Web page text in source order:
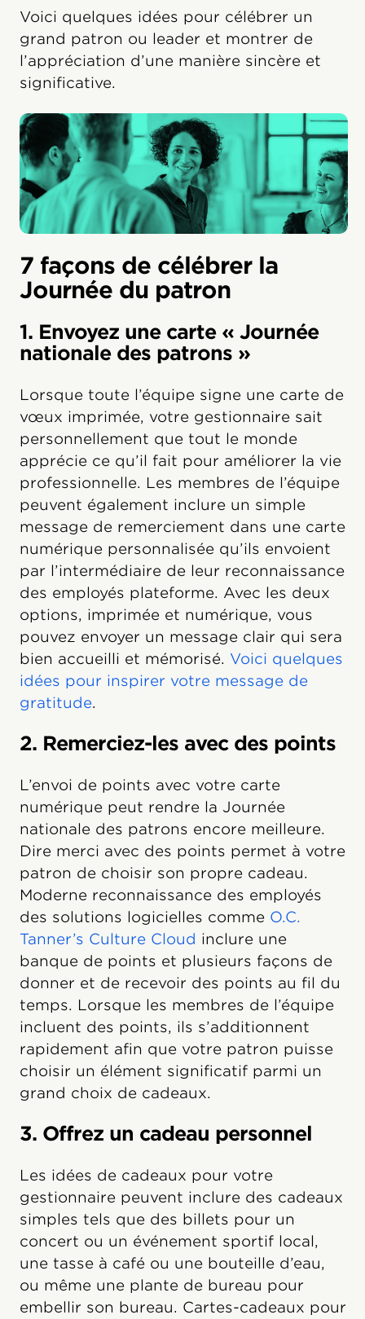
Voici quelques idées pour célébrer un
grand patron ou leader et montrer de
l’appréciation d’une manière sincère et
significative.
7 façons de célébrer la
Journée du patron
1. Envoyez une carte « Journée
nationale des patrons »
Lorsque toute l’équipe signe une carte de
vœux imprimée, votre gestionnaire sait
personnellement que tout le monde
apprécie ce qu’il fait pour améliorer la vie
professionnelle. Les membres de l’équipe
peuvent également inclure un simple
message de remerciement dans une carte
numérique personnalisée qu’ils envoient
par l’intermédiaire de leur reconnaissance
des employés plateforme. Avec les deux
options, imprimée et numérique, vous
pouvez envoyer un message clair qui sera
bien accueilli et mémorisé. Voici quelques
idées pour inspirer votre message de
gratitude.
2. Remerciez-les avec des points
L’envoi de points avec votre carte
numérique peut rendre la Journée
nationale des patrons encore meilleure.
Dire merci avec des points permet à votre
patron de choisir son propre cadeau.
Moderne reconnaissance des employés
des solutions logicielles comme O.C.
Tanner’s Culture Cloud inclure une
banque de points et plusieurs façons de
donner et de recevoir des points au fil du
temps. Lorsque les membres de l’équipe
incluent des points, ils s’additionnent
rapidement afin que votre patron puisse
choisir un élément significatif parmi un
grand choix de cadeaux.
3. Offrez un cadeau personnel
Les idées de cadeaux pour votre
gestionnaire peuvent inclure des cadeaux
simples tels que des billets pour un
concert ou un événement sportif local,
une tasse à café ou une bouteille d’eau,
ou même une plante de bureau pour
embellir son bureau. Cartes-cadeaux pour